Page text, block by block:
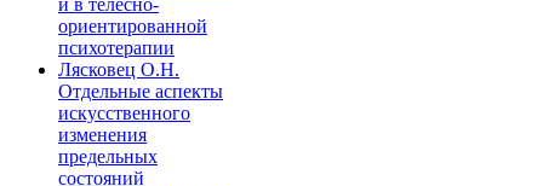
ориентированной
психотерапии
Лясковец О.Н.
Отдельные аспекты
искусственного
изменения
предельных
состояний